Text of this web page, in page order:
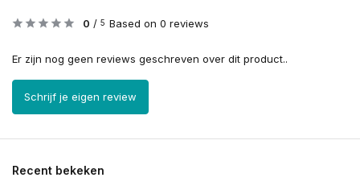
0 / 5 Based on 0 reviews
Er zijn nog geen reviews geschreven over dit product..
Schrijf je eigen review
Recent bekeken